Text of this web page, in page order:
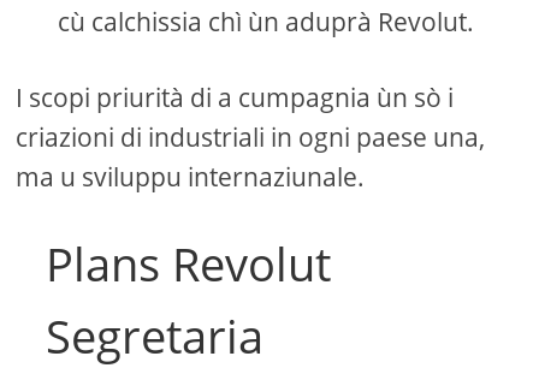
cù calchissia chì ùn aduprà Revolut.
I scopi priurità di a cumpagnia ùn sò i
criazioni di industriali in ogni paese una,
ma u sviluppu internaziunale.
Plans Revolut
Segretaria